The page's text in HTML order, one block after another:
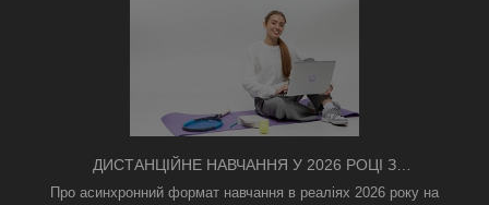
ДИСТАНЦІЙНЕ НАВЧАННЯ У 2026 РОЦІ З
ТРИВОГАМИ ТА БЕЗ СВІТЛА: ЯК АСИНХРОННИЙ
Про асинхронний формат навчання в реаліях 2026 року на